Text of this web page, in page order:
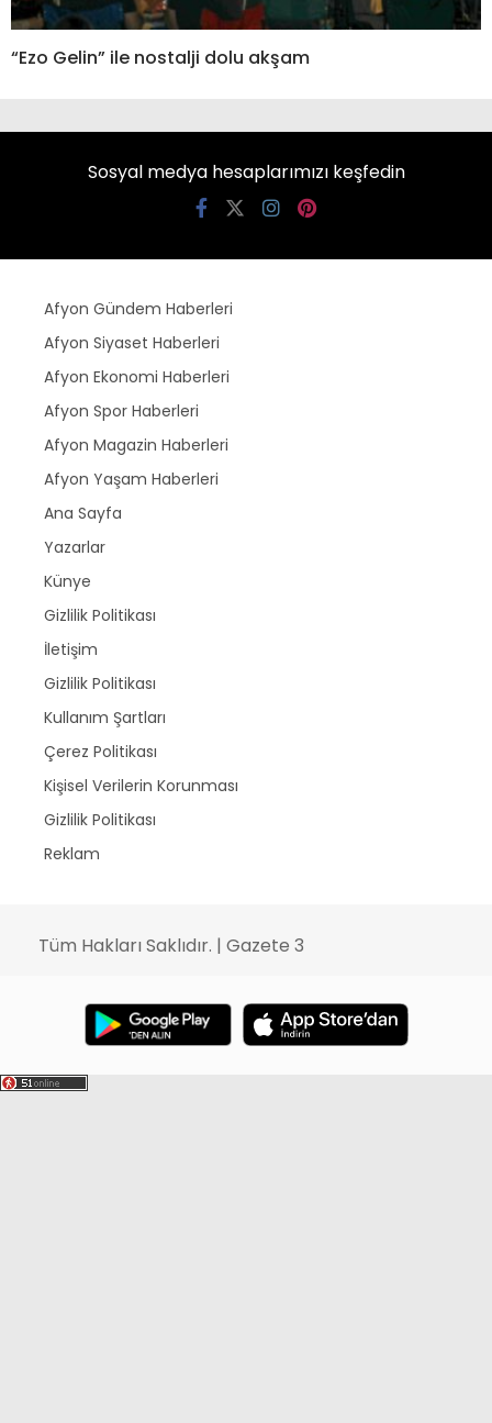
“Ezo Gelin” ile nostalji dolu akşam
Sosyal medya hesaplarımızı keşfedin
Afyon Gündem Haberleri
Afyon Siyaset Haberleri
Afyon Ekonomi Haberleri
Afyon Spor Haberleri
Afyon Magazin Haberleri
Afyon Yaşam Haberleri
Ana Sayfa
Yazarlar
Künye
Gizlilik Politikası
İletişim
Gizlilik Politikası
Kullanım Şartları
Çerez Politikası
Kişisel Verilerin Korunması
Gizlilik Politikası
Reklam
Tüm Hakları Saklıdır. | Gazete 3